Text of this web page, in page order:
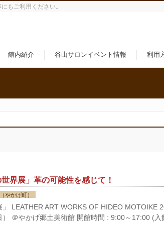
もご利用ください。
館内紹介 谷山サロンイベント情報 利用
界展」革の可能性を感じて！
やかげ町）
ART WORKS OF HIDEO MOTOIKE
＠やかげ郷土美術館 開館時間 : 9:00～17:00 (入